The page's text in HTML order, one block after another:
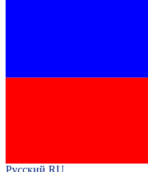
Русский RU‎